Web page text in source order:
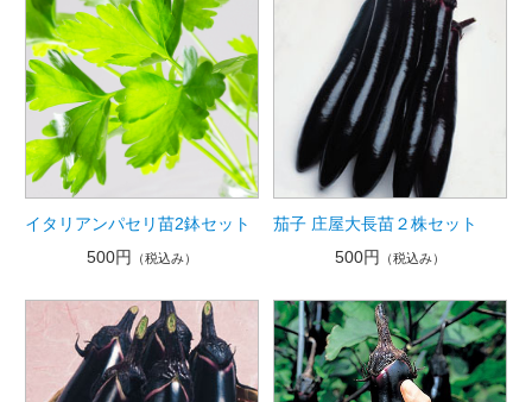
イタリアンパセリ苗2鉢セット
500円
（税込み）
茄子 庄屋大長苗２株セット
500円
（税込み）